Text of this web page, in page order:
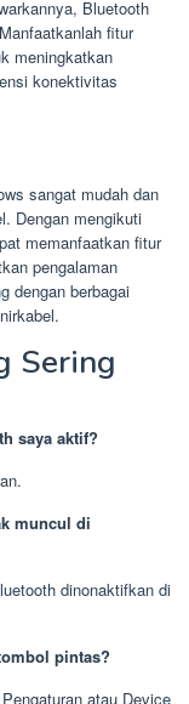
Bluetooth
fitur
meningkatkan
konektivitas
sangat mudah dan
Dengan mengikuti
memanfaatkan fitur
pengalaman
dengan berbagai
Sering
saya aktif?
muncul di
dinonaktifkan di
pintas?
atau Device